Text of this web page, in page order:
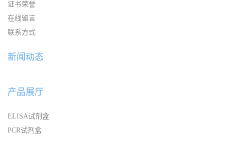
证书荣誉
在线留言
联系方式
新闻动态
产品展厅
ELISA试剂盒
PCR试剂盒